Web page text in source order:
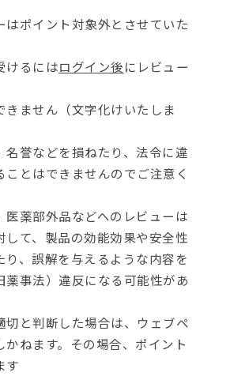
ポイント対象外とさせていた
けるにはログイン後にレビュー
ません（文字化けいたしま
誉などを損ねたり、法令に違
とはできませんのでご注意く
薬部外品などへのレビューは
して、製品の効能効果や安全性
、誤解を与えるような内容を
事法）違反になる可能性があ
と判断した場合は、ウェブペ
ねます。その場合、ポイント
す